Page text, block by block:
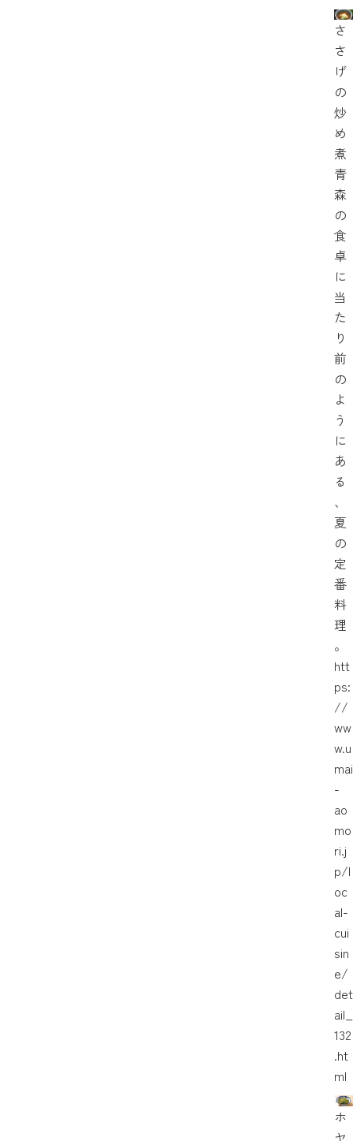
さ
さ
げ
の
炒
め
煮
青
森
の
食
卓
に
当
た
り
前
の
よ
う
に
あ
る
、
夏
の
定
番
料
理
。
htt
ps:
//
ww
w.u
mai
-
ao
mo
ri.j
p/l
oc
al-
cui
sin
e/
det
ail_
132
.ht
ml
ホ
ヤ